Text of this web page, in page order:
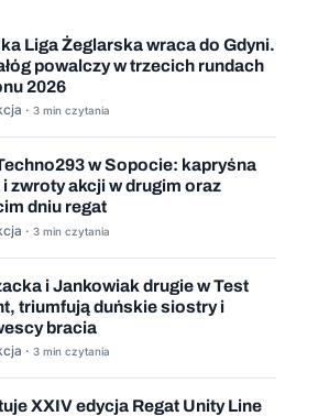
Liga Żeglarska wraca do Gdyni.
powalczy w trzecich rundach
2026
· 3 min czytania
w Sopocie: kapryśna
i zwroty akcji w drugim oraz
dniu regat
· 3 min czytania
i Jankowiak drugie w Test
triumfują duńskie siostry i
bracia
· 3 min czytania
XXIV edycja Regat Unity Line